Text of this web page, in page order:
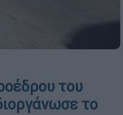
του
το